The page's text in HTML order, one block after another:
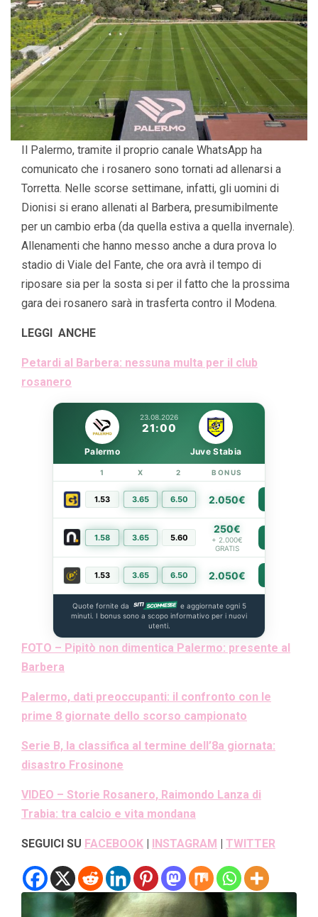
Il Palermo, tramite il proprio canale WhatsApp ha
comunicato che i rosanero sono tornati ad allenarsi a
Torretta. Nelle scorse settimane, infatti, gli uomini di
Dionisi si erano allenati al Barbera, presumibilmente
per un cambio erba (da quella estiva a quella invernale).
Allenamenti che hanno messo anche a dura prova lo
stadio di Viale del Fante, che ora avrà il tempo di
riposare sia per la sosta si per il fatto che la prossima
gara dei rosanero sarà in trasferta contro il Modena.
LEGGI ANCHE
Petardi al Barbera: nessuna multa per il club
rosanero
23.08.2026
21:00
Palermo Juve Stabia
1 X 2 BONUS
1.53 3.65 6.50 2.050€
1.58 3.65 5.60
250€
+ 2.000€
GRATIS
1.53 3.65 6.50 2.050€
Quote fornite da
e aggiornate ogni 5
minuti. I bonus sono a scopo informativo per i nuovi
utenti.
FOTO – Pipitò non dimentica Palermo: presente al
Barbera
Palermo, dati preoccupanti: il confronto con le
prime 8 giornate dello scorso campionato
Serie B, la classifica al termine dell’8a giornata:
disastro Frosinone
VIDEO – Storie Rosanero, Raimondo Lanza di
Trabia: tra calcio e vita mondana
SEGUICI SU FACEBOOK | INSTAGRAM | TWITTER